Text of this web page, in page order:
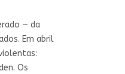
— da
Em abril
Os